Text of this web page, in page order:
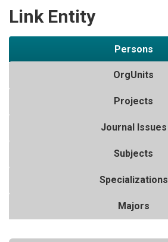
Link Entity
Persons
OrgUnits
Projects
Journal Issues
Subjects
Specializations
Majors